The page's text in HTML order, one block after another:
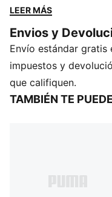
pequeños que
la energía y la
construido para
DETALLES
Cuello redondo
Mangas largas
LEER MÁS
Envios y
Envío estándar gratis
impuestos y
que califiquen.
TAMBIÉN TE